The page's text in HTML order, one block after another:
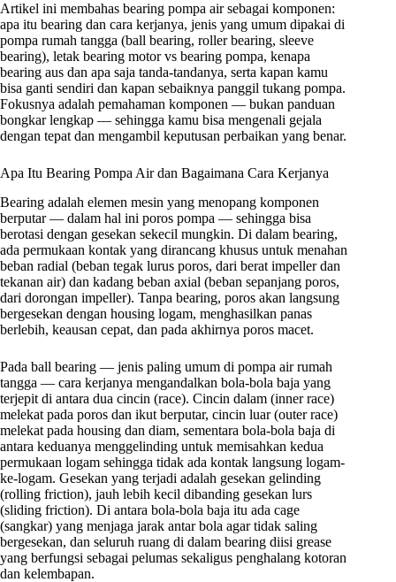
Artikel ini membahas bearing pompa air sebagai komponen:
apa itu bearing dan cara kerjanya, jenis yang umum dipakai di
pompa rumah tangga (ball bearing, roller bearing, sleeve
bearing), letak bearing motor vs bearing pompa, kenapa
bearing aus dan apa saja tanda-tandanya, serta kapan kamu
bisa ganti sendiri dan kapan sebaiknya panggil tukang pompa.
Fokusnya adalah pemahaman komponen — bukan panduan
bongkar lengkap — sehingga kamu bisa mengenali gejala
dengan tepat dan mengambil keputusan perbaikan yang benar.
Apa Itu Bearing Pompa Air dan Bagaimana Cara Kerjanya
Bearing adalah elemen mesin yang menopang komponen
berputar — dalam hal ini poros pompa — sehingga bisa
berotasi dengan gesekan sekecil mungkin. Di dalam bearing,
ada permukaan kontak yang dirancang khusus untuk menahan
beban radial (beban tegak lurus poros, dari berat impeller dan
tekanan air) dan kadang beban axial (beban sepanjang poros,
dari dorongan impeller). Tanpa bearing, poros akan langsung
bergesekan dengan housing logam, menghasilkan panas
berlebih, keausan cepat, dan pada akhirnya poros macet.
Pada ball bearing — jenis paling umum di pompa air rumah
tangga — cara kerjanya mengandalkan bola-bola baja yang
terjepit di antara dua cincin (race). Cincin dalam (inner race)
melekat pada poros dan ikut berputar, cincin luar (outer race)
melekat pada housing dan diam, sementara bola-bola baja di
antara keduanya menggelinding untuk memisahkan kedua
permukaan logam sehingga tidak ada kontak langsung logam-
ke-logam. Gesekan yang terjadi adalah gesekan gelinding
(rolling friction), jauh lebih kecil dibanding gesekan lurs
(sliding friction). Di antara bola-bola baja itu ada cage
(sangkar) yang menjaga jarak antar bola agar tidak saling
bergesekan, dan seluruh ruang di dalam bearing diisi grease
yang berfungsi sebagai pelumas sekaligus penghalang kotoran
dan kelembapan.